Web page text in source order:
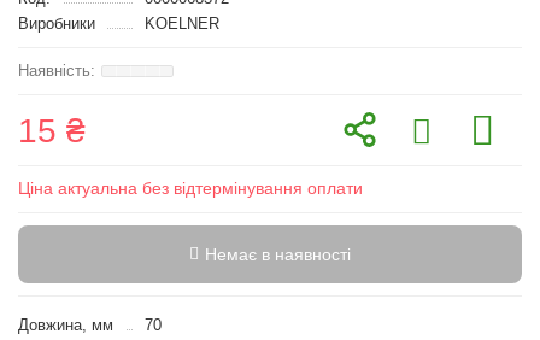
Виробники
KOELNER
15 ₴
Ціна актуальна без відтермінування оплати
Немає в наявності
Довжина, мм
70